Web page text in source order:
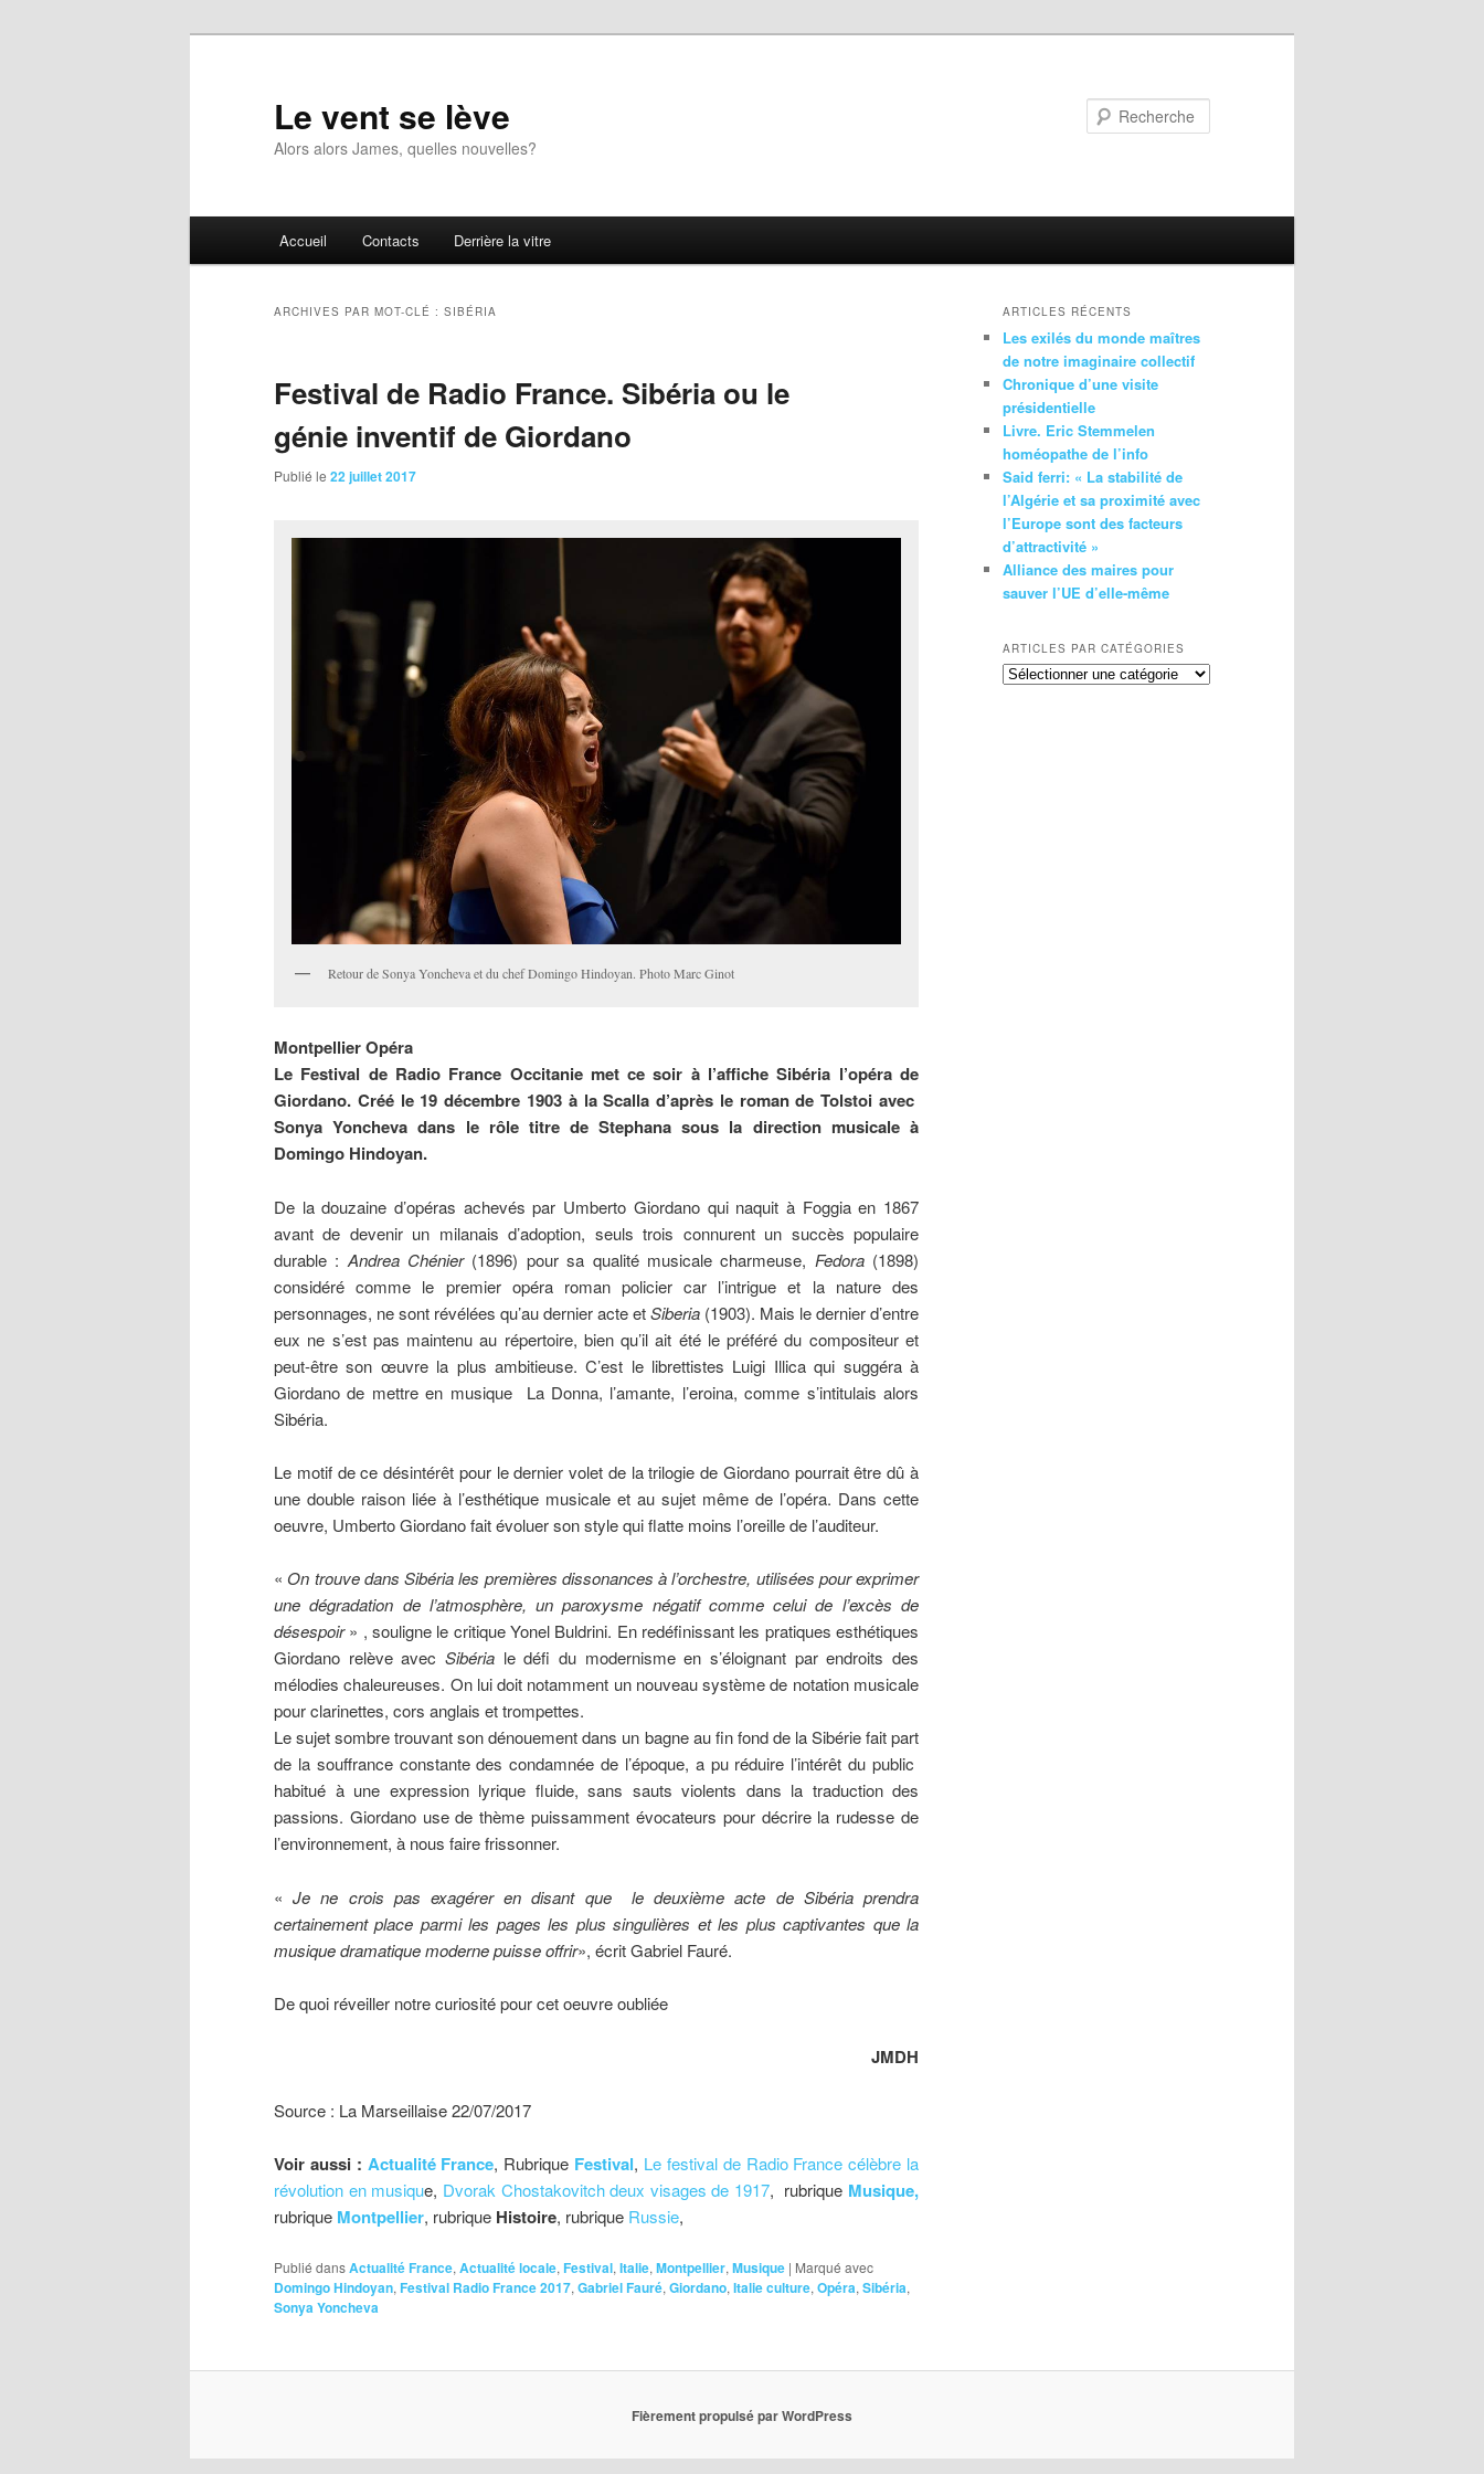
Le vent se lève
Alors alors James, quelles nouvelles?
Accueil Contacts Derrière la vitre
ARCHIVES PAR MOT-CLÉ : SIBÉRIA
Festival de Radio France. Sibéria ou le
génie inventif de Giordano
Publié le 22 juillet 2017
Retour de Sonya Yoncheva et du chef Domingo Hindoyan. Photo Marc Ginot
Montpellier Opéra
Le Festival de Radio France Occitanie met ce soir à l’affiche Sibéria l’opéra de
Giordano. Créé le 19 décembre 1903 à la Scalla d’après le roman de Tolstoi avec
Sonya Yoncheva dans le rôle titre de Stephana sous la direction musicale à
Domingo Hindoyan.
De la douzaine d’opéras achevés par Umberto Giordano qui naquit à Foggia en 1867
avant de devenir un milanais d’adoption, seuls trois connurent un succès populaire
durable : Andrea Chénier(1896) pour sa qualité musicale charmeuse, Fedora(1898)
considéré comme le premier opéra roman policier car l’intrigue et la nature des
personnages, ne sont révélées qu’au dernier acte etSiberia (1903). Mais le dernier d’entre
eux ne s’est pas maintenu au répertoire, bien qu’il ait été le préféré du compositeur et
peut-être son œuvre la plus ambitieuse. C’est le librettistes Luigi Illica qui suggéra à
Giordano de mettre en musique La Donna, l’amante, l’eroina, comme s’intitulais alors
Sibéria.
Le motif de ce désintérêt pour le dernier volet de la trilogie de Giordano pourrait être dû à
une double raison liée à l’esthétique musicale et au sujet même de l’opéra. Dans cette
oeuvre, Umberto Giordano fait évoluer son style qui flatte moins l’oreille de l’auditeur.
« On trouve dans Sibéria les premières dissonances à l’orchestre, utilisées pour exprimer
une dégradation de l’atmosphère, un paroxysme négatif comme celui de l’excès de
désespoir» , souligne le critique Yonel Buldrini. En redéfinissant les pratiques esthétiques
Giordano relève avec Sibéria le défi du modernisme en s’éloignant par endroits des
mélodies chaleureuses. On lui doit notamment un nouveau système de notation musicale
pour clarinettes, cors anglais et trompettes.
Le sujet sombre trouvant son dénouement dans un bagne au fin fond de la Sibérie fait part
de la souffrance constante des condamnée de l’époque, a pu réduire l’intérêt du public
habitué à une expression lyrique fluide, sans sauts violents dans la traduction des
passions. Giordano use de thème puissamment évocateurs pour décrire la rudesse de
l’environnement, à nous faire frissonner.
« Je ne crois pas exagérer en disant que le deuxième acte de Sibéria prendra
certainement place parmi les pages les plus singulières et les plus captivantes que la
musique dramatique moderne puisse offrir», écrit Gabriel Fauré.
De quoi réveiller notre curiosité pour cet oeuvre oubliée
JMDH
Source : La Marseillaise 22/07/2017
Voir aussi : Actualité France, Rubrique Festival, Le festival de Radio France célèbre la
révolution en musique, Dvorak Chostakovitch deux visages de 1917, rubrique Musique,
rubrique Montpellier, rubrique Histoire, rubrique Russie,
Publié dansActualité France, Actualité locale, Festival, Italie, Montpellier, Musique | Marqué avec
Domingo Hindoyan, Festival Radio France 2017, Gabriel Fauré, Giordano, Italie culture, Opéra, Sibéria,
Sonya Yoncheva
ARTICLES RÉCENTS
Les exilés du monde maîtres
de notre imaginaire collectif
Chronique d’une visite
présidentielle
Livre. Eric Stemmelen
homéopathe de l’info
Said ferri: « La stabilité de
l’Algérie et sa proximité avec
l’Europe sont des facteurs
d’attractivité »
Alliance des maires pour
sauver l’UE d’elle-même
ARTICLES PAR CATÉGORIES
Articles
Fièrement propulsé par WordPress